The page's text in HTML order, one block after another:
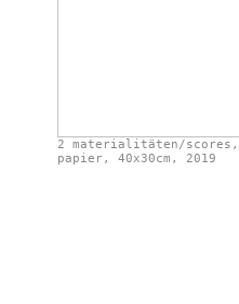
2 materialitäten/
papier, 40x30cm, 2019